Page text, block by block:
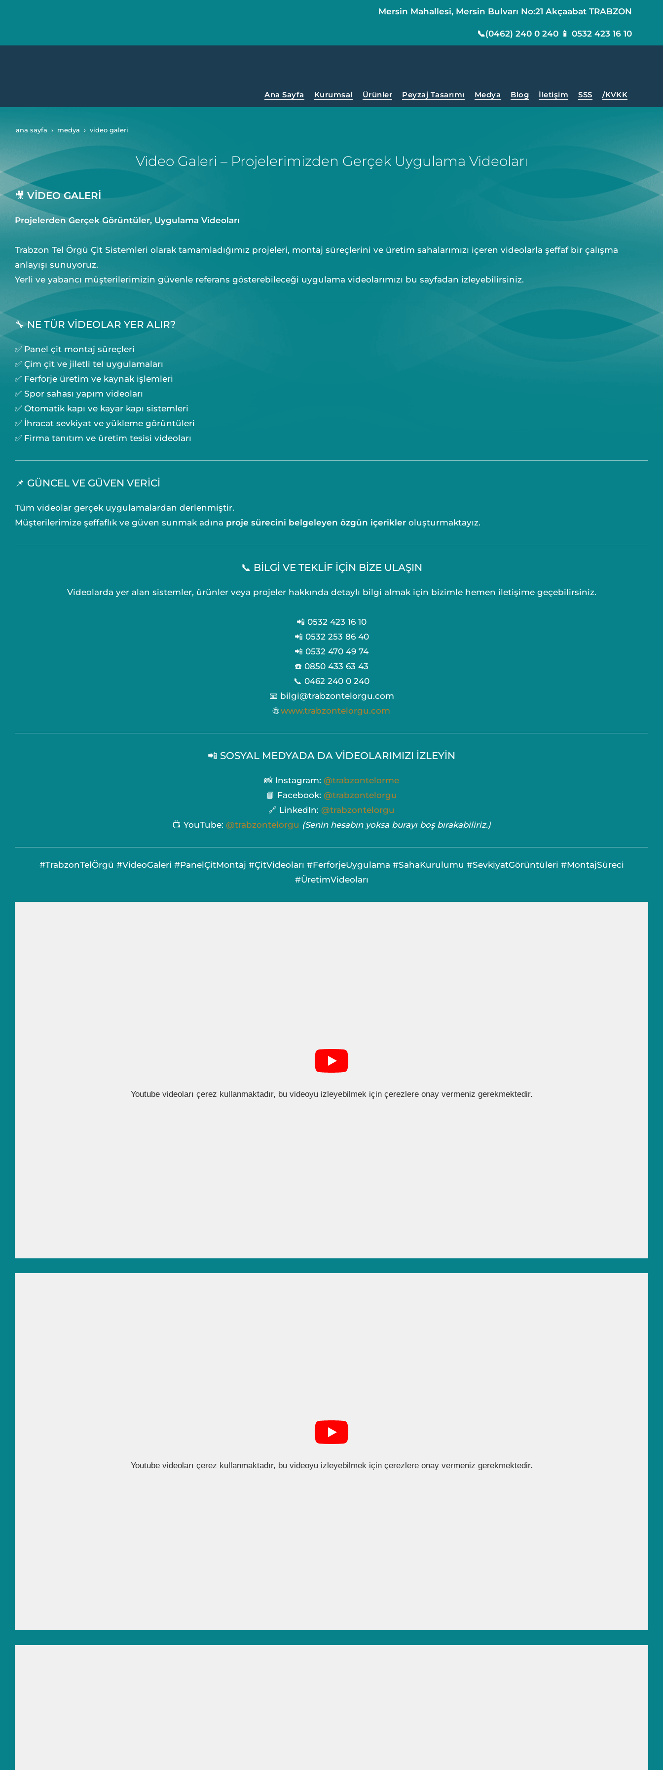
Mersin Mahallesi, Mersin Bulvarı No:21 Akçaabat TRABZON
📞(0462) 240 0 240 📱 0532 423 16 10
Ana Sayfa Kurumsal Ürünler Peyzaj Tasarımı Medya Blog İletişim SSS /KVKK
ana sayfa medya video galeri
Video Galeri – Projelerimizden Gerçek Uygulama Videoları
🎥 VİDEO GALERİ
Projelerden Gerçek Görüntüler, Uygulama Videoları
Trabzon Tel Örgü Çit Sistemleri olarak tamamladığımız projeleri, montaj süreçlerini ve üretim sahalarımızı içeren videolarla şeffaf bir çalışma
anlayışı sunuyoruz.
Yerli ve yabancı müşterilerimizin güvenle referans gösterebileceği uygulama videolarımızı bu sayfadan izleyebilirsiniz.
🔧 NE TÜR VİDEOLAR YER ALIR?
✅ Panel çit montaj süreçleri
✅ Çim çit ve jiletli tel uygulamaları
✅ Ferforje üretim ve kaynak işlemleri
✅ Spor sahası yapım videoları
✅ Otomatik kapı ve kayar kapı sistemleri
✅ İhracat sevkiyat ve yükleme görüntüleri
✅ Firma tanıtım ve üretim tesisi videoları
📌 GÜNCEL VE GÜVEN VERİCİ
Tüm videolar gerçek uygulamalardan derlenmiştir.
Müşterilerimize şeffaflık ve güven sunmak adına proje sürecini belgeleyen özgün içerikler oluşturmaktayız.
📞 BİLGİ VE TEKLİF İÇİN BİZE ULAŞIN
Videolarda yer alan sistemler, ürünler veya projeler hakkında detaylı bilgi almak için bizimle hemen iletişime geçebilirsiniz.
📲 0532 423 16 10
📲 0532 253 86 40
📲 0532 470 49 74
☎️ 0850 433 63 43
📞 0462 240 0 240
📧 bilgi@trabzontelorgu.com
🌐www.trabzontelorgu.com
📲 SOSYAL MEDYADA DA VİDEOLARIMIZI İZLEYİN
📸 Instagram: @trabzontelorme
📘 Facebook: @trabzontelorgu
🔗 LinkedIn: @trabzontelorgu
📺 YouTube: @trabzontelorgu (Senin hesabın yoksa burayı boş bırakabiliriz.)
#TrabzonTelÖrgü #VideoGaleri #PanelÇitMontaj #ÇitVideoları #FerforjeUygulama #SahaKurulumu #SevkiyatGörüntüleri #MontajSüreci
#ÜretimVideoları
Youtube videoları çerez kullanmaktadır, bu videoyu izleyebilmek için çerezlere onay vermeniz gerekmektedir.
Youtube videoları çerez kullanmaktadır, bu videoyu izleyebilmek için çerezlere onay vermeniz gerekmektedir.